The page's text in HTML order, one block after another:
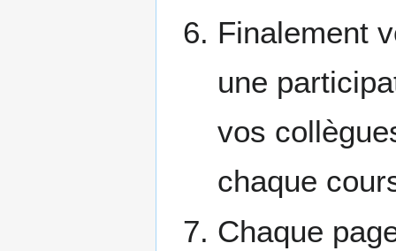
Finalement
une
vos
chaque
Chaque